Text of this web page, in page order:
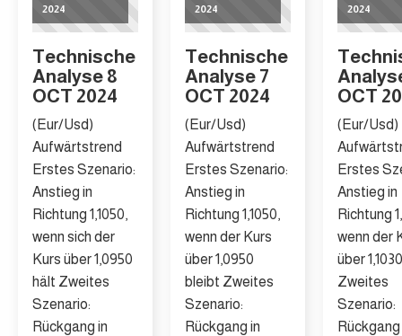
2024
Technische
Analyse 8
OCT 2024
(Eur/Usd)
Aufwärtstrend
Erstes Szenario:
Anstieg in
Richtung 1,1050,
wenn sich der
Kurs über 1,0950
hält Zweites
Szenario:
Rückgang in
2024
Technische
Analyse 7
OCT 2024
(Eur/Usd)
Aufwärtstrend
Erstes Szenario:
Anstieg in
Richtung 1,1050,
wenn der Kurs
über 1,0950
bleibt Zweites
Szenario:
Rückgang in
2024
OCT
(Eur/Usd)
Erstes
Anstieg in
Richtung
wenn der
über
Zweites
Szenario:
Rückgang